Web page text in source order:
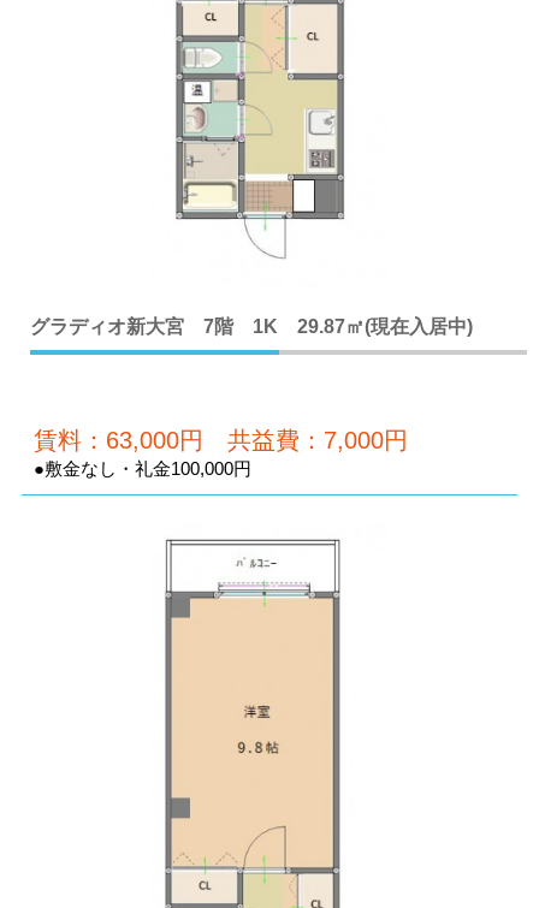
グラディオ新大宮 7階 1K 29.87㎡(現在入居中)
賃料：63,000円 共益費：7,000円
●敷金なし・礼金100,000円